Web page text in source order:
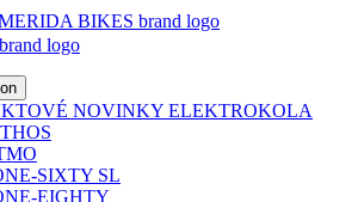
NOVINKY ELEKTROKOLA
SIXTY SL
EIGHTY